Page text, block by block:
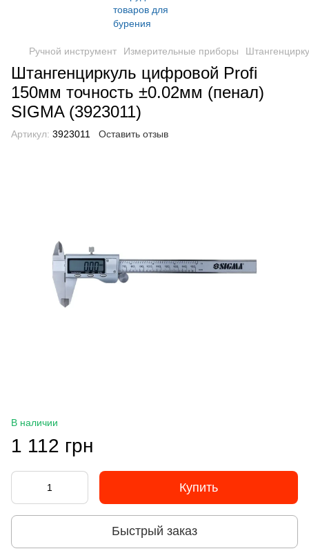
Ручной инструмент Измерительные приборы
Штангенциркуль цифровой Profi
150мм точность ±0.02мм (пенал)
SIGMA (3923011)
Артикул: 3923011 Оставить отзыв
В наличии
1 112 грн
Купить
Быстрый заказ